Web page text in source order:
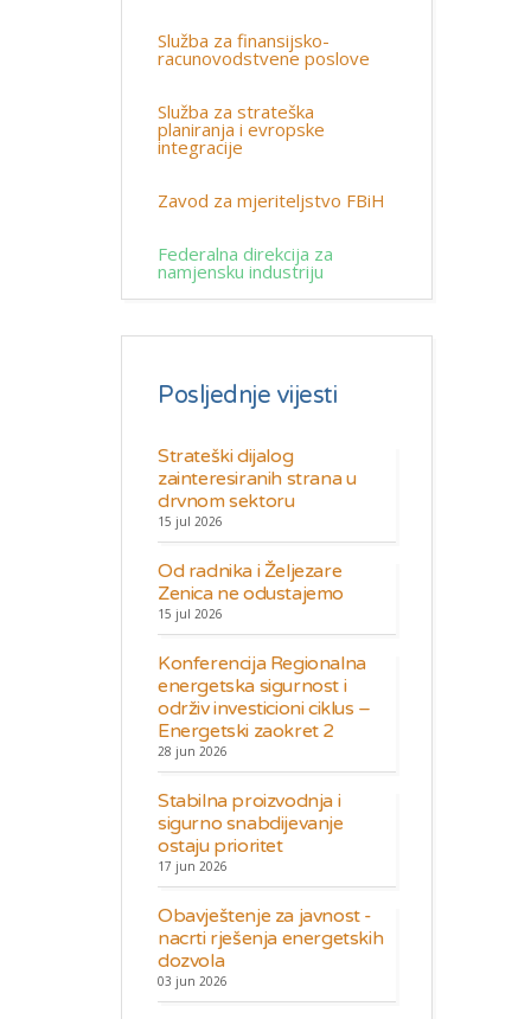
Služba za finansijsko-
racunovodstvene poslove
Služba za strateška
planiranja i evropske
integracije
Zavod za mjeriteljstvo FBiH
Federalna direkcija za
namjensku industriju
Posljednje vijesti
Strateški dijalog
zainteresiranih strana u
drvnom sektoru
15 jul 2026
Od radnika i Željezare
Zenica ne odustajemo
15 jul 2026
Konferencija Regionalna
energetska sigurnost i
održiv investicioni ciklus –
Energetski zaokret 2
28 jun 2026
Stabilna proizvodnja i
sigurno snabdijevanje
ostaju prioritet
17 jun 2026
Obavještenje za javnost -
nacrti rješenja energetskih
dozvola
03 jun 2026